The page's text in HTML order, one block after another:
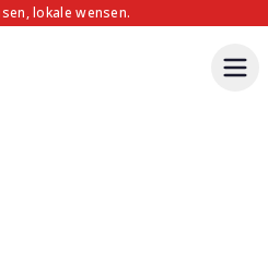
lokale wensen.